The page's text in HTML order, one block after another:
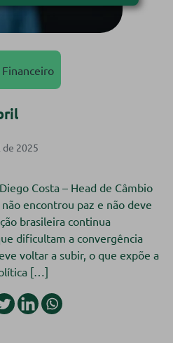
de 2025
Costa – Head de Câmbio
encontrou paz e não deve
brasileira continua
dificultam a convergência
voltar a subir, o que expõe a
[…]